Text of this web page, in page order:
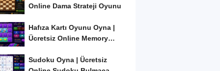
Online Dama Strateji Oyunu
Hafıza Kartı Oyunu Oyna |
Ücretsiz Online Memory
Sudoku Oyna | Ücretsiz